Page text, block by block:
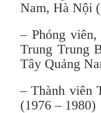
Nam, Hà Nội
– Phóng
Trung Trung
Tây Quảng
– Thành viên
(1976 – 1980)